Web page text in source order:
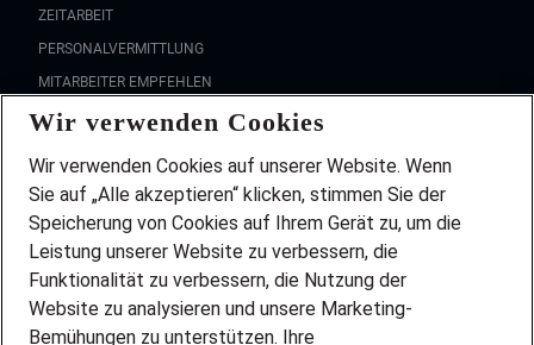
ZEITARBEIT
PERSONALVERMITTLUNG
MITARBEITER EMPFEHLEN
FAQ
Wir stellen ein!
DEINE BERUFSGRUPPE
DEINE LEBENSSITUATION
PARTNERSHIP WITH AIRBUS
INITIATIV BEWERBEN
Wir verwenden Cookies
Wir verwenden Cookies auf unserer Website. Wenn
Sie auf „Alle akzeptieren“ klicken, stimmen Sie der
Speicherung von Cookies auf Ihrem Gerät zu, um die
Leistung unserer Website zu verbessern, die
Funktionalität zu verbessern, die Nutzung der
Website zu analysieren und unsere Marketing-
Bemühungen zu unterstützen. Ihre